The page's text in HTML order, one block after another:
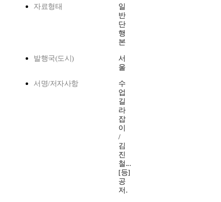
자료형태
일
반
단
행
본
발행국(도시)
서
울
서명/저자사항
수
업
길
라
잡
이
/
김
진
철...
[등]
공
저.